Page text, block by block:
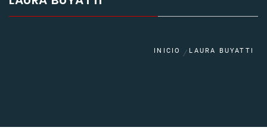
INICIO LAURA BUYATTI